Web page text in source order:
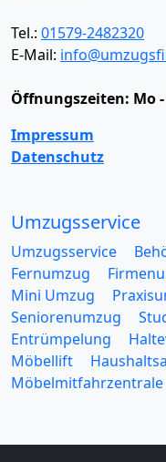
Tel.: 01579-2482320
E-Mail:
Öffnungszeiten: Mo
Impressum
Datenschutz
Umzugsservice
Umzugsservice
Fernumzug
Mini Umzug
Seniorenumzug
Entrümpelung
Möbellift
Möbelmitfahrzentrale